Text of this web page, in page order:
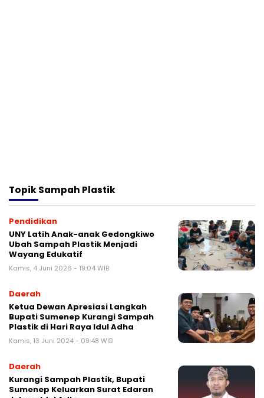
TopikSampah Plastik
Pendidikan
UNY Latih Anak-anak Gedongkiwo
Ubah Sampah Plastik Menjadi
Wayang Edukatif
Kamis, 4 Juni 2026 - 19:04 WIB
Daerah
Ketua Dewan Apresiasi Langkah
Bupati Sumenep Kurangi Sampah
Plastik di Hari Raya Idul Adha
Kamis, 13 Juni 2024 - 09:48 WIB
Daerah
Kurangi Sampah Plastik, Bupati
Sumenep Keluarkan Surat Edaran